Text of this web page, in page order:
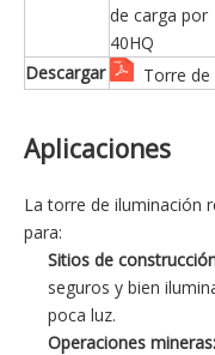
de carga por
40HQ
Descargar Torre de
Aplicaciones
La torre de iluminación
para:
Sitios de
seguros y bien
poca luz.
Operaciones mineras: